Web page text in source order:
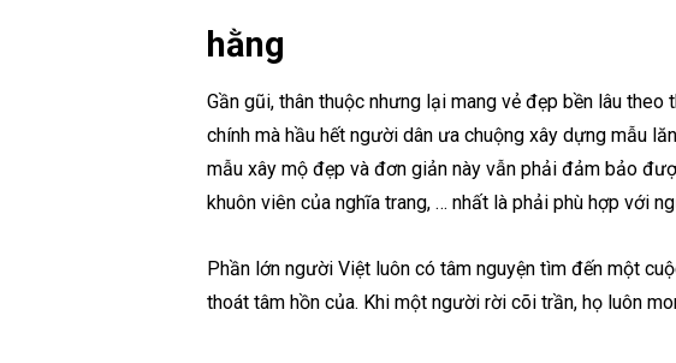
hằng
Gần gũi, thân thuộc nhưng lại mang vẻ đẹp bền lâu
chính mà hầu hết người dân ưa chuộng xây dựng mẫu
mẫu xây mộ đẹp và đơn giản này vẫn phải đảm bảo
khuôn viên của nghĩa trang, … nhất là phải phù hợp với
Phần lớn người Việt luôn có tâm nguyện tìm đến một
thoát tâm hồn của. Khi một người rời cõi trần, họ luôn